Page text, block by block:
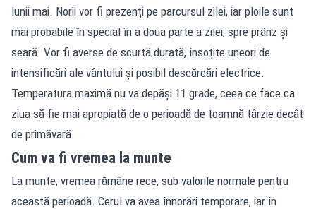
lunii mai. Norii vor fi prezenți pe parcursul zilei, iar ploile sunt
mai probabile în special în a doua parte a zilei, spre prânz și
seară. Vor fi averse de scurtă durată, însoțite uneori de
intensificări ale vântului și posibil descărcări electrice.
Temperatura maximă nu va depăși 11 grade, ceea ce face ca
ziua să fie mai apropiată de o perioadă de toamnă târzie decât
de primăvară.
Cum va fi vremea la munte
La munte, vremea rămâne rece, sub valorile normale pentru
această perioadă. Cerul va avea înnorări temporare, iar în